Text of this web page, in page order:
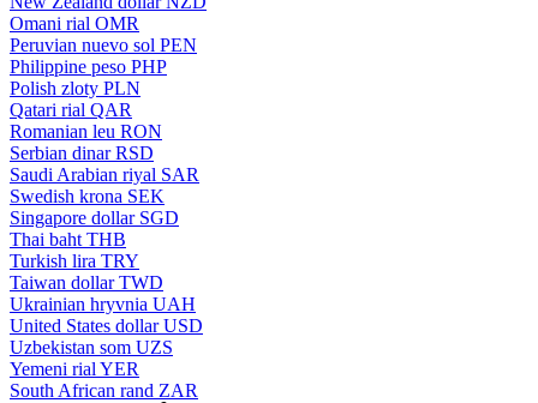
Omani rial OMR
Peruvian nuevo sol PEN
Philippine peso PHP
Polish zloty PLN
Qatari rial QAR
Romanian leu RON
Serbian dinar RSD
Saudi Arabian riyal SAR
Swedish krona SEK
Singapore dollar SGD
Thai baht THB
Turkish lira TRY
Taiwan dollar TWD
Ukrainian hryvnia UAH
United States dollar USD
Uzbekistan som UZS
Yemeni rial YER
South African rand ZAR